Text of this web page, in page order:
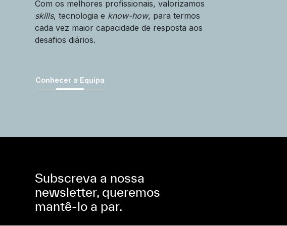
Com os melhores profissionais, valorizamos
skills, tecnologia e know-how, para termos
cada vez maior capacidade de resposta aos
desafios diários.
Conhecer a Equipa
Subscreva a nossa
newsletter, queremos
mantê-lo a par.